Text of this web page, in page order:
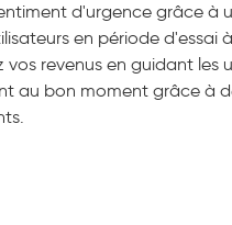
d'urgence grâce à
en période d'essai
vos revenus en guidant les
au bon moment grâce à